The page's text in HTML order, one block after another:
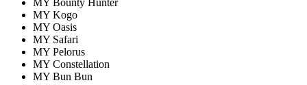
MY Bounty Hunter
MY Kogo
MY Oasis
MY Safari
MY Pelorus
MY Constellation
MY Bun Bun